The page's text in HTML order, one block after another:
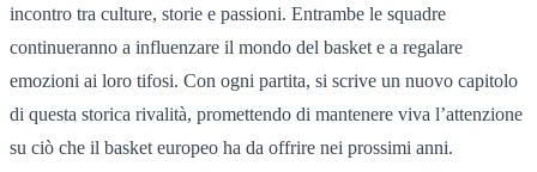
incontro tra culture, storie e passioni. Entrambe le squadre
continueranno a influenzare il mondo del basket e a regalare
emozioni ai loro tifosi. Con ogni partita, si scrive un nuovo capitolo
di questa storica rivalità, promettendo di mantenere viva l’attenzione
su ciò che il basket europeo ha da offrire nei prossimi anni.